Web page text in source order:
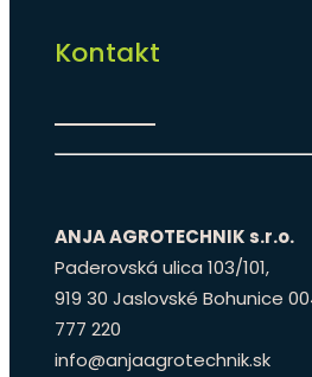
Kontakt
ANJA AGROTECHNIK s.r.o.
Paderovská ulica 103/101,
919 30 Jaslovské Bohunice
777 220
info@anjaagrotechnik.sk